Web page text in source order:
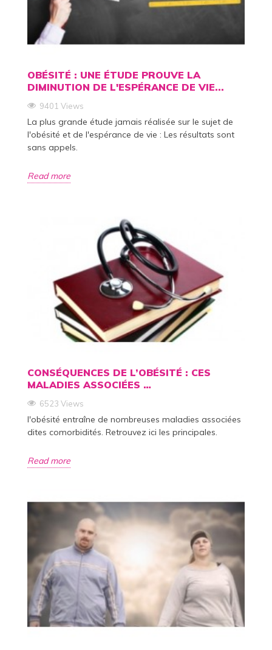
OBÉSITÉ : UNE ÉTUDE PROUVE LA
DIMINUTION DE L'ESPÉRANCE DE VIE...
9401 Views
La plus grande étude jamais réalisée sur le sujet de
l'obésité et de l'espérance de vie : Les résultats sont
sans appels.
Read more
CONSÉQUENCES DE L’OBÉSITÉ : CES
MALADIES ASSOCIÉES …
6523 Views
l'obésité entraîne de nombreuses maladies associées
dites comorbidités. Retrouvez ici les principales.
Read more